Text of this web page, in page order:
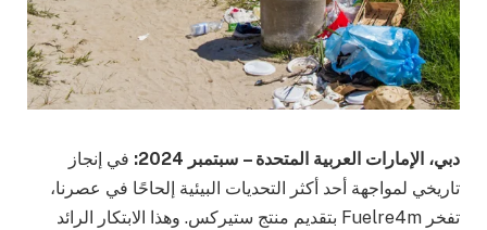
دبي، الإمارات العربية المتحدة – سبتمبر 2024:
في إنجاز
تاريخي لمواجهة أحد أكثر التحديات البيئية إلحاحًا في عصرنا،
تفخر Fuelre4m بتقديم منتج ستيركس. وهذا الابتكار الرائد